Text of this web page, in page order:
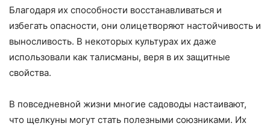
Благодаря их способности восстанавливаться и
избегать опасности, они олицетворяют настойчивость и
выносливость. В некоторых культурах их даже
использовали как талисманы, веря в их защитные
свойства.
В повседневной жизни многие садоводы настаивают,
что щелкуны могут стать полезными союзниками. Их